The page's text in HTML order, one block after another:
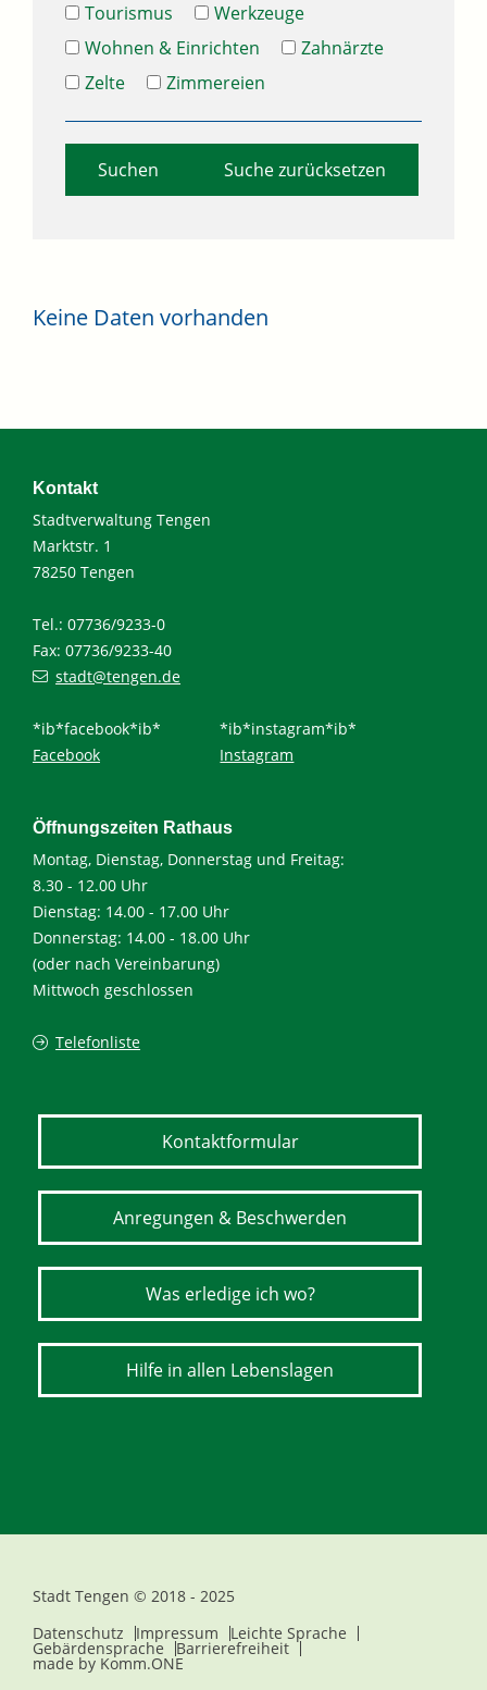
Tourismus
Werkzeuge
Wohnen & Einrichten
Zahnärzte
Zelte
Zimmereien
Suche zurücksetzen
Keine Daten vorhanden
Kontakt
Stadtverwaltung Tengen
Marktstr. 1
78250 Tengen
Tel.: 07736/9233-0
Fax: 07736/9233-40
stadt@tengen.de
*ib*facebook*ib*
Facebook
*ib*instagram*ib*
Instagram
Öffnungszeiten Rathaus
Montag, Dienstag, Donnerstag und Freitag:
8.30 - 12.00 Uhr
Dienstag: 14.00 - 17.00 Uhr
Donnerstag: 14.00 - 18.00 Uhr
(oder nach Vereinbarung)
Mittwoch geschlossen
Telefonliste
Kontaktformular
Anregungen & Beschwerden
Was erledige ich wo?
Hilfe in allen Lebenslagen
Stadt Tengen © 2018 - 2025
Datenschutz
Impressum Leichte Sprache
Gebärdensprache Barrierefreiheit
made by Komm.ONE